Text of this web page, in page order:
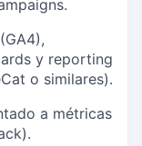
.
,
y reporting
o similares).
a métricas